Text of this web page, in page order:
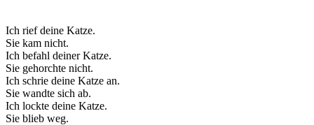
Ich rief deine Katze.
Sie kam nicht.
Ich befahl deiner Katze.
Sie gehorchte nicht.
Ich schrie deine Katze an.
Sie wandte sich ab.
Ich lockte deine Katze.
Sie blieb weg.